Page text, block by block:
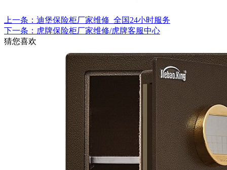
上一条：迪堡保险柜厂家维修_全国24小时服务
下一条：虎牌保险柜厂家维修/虎牌客服中心
猜您喜欢